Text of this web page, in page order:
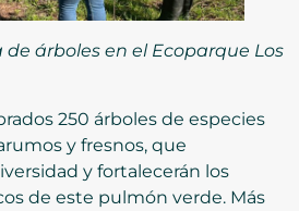
árboles en el Ecoparque Los
250 árboles de especies
y fresnos, que
y fortalecerán los
de este pulmón verde. Más